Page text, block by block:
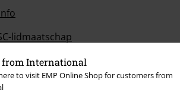
from International
to visit EMP Online Shop for customers from
lidmaatschap